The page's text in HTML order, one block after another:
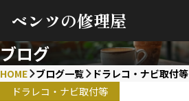
ベンツの修理屋
ブログ
HOME ブログ一覧 ドラレコ・ナビ取付等
ドラレコ・ナビ取付等